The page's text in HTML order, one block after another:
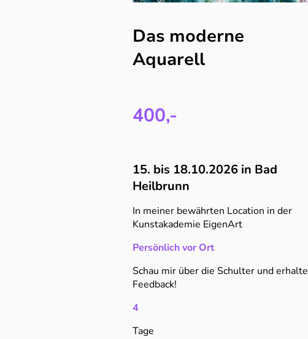
Das moderne
Aquarell
400,-
15. bis 18.10.2026 in Bad
Heilbrunn
In meiner bewährten Location in der
Kunstakademie EigenArt
Persönlich vor Ort
Schau mir über die Schulter und erhalte
Feedback!
4
Tage